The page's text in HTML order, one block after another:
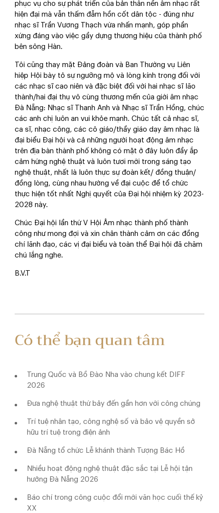
phục vụ cho sự phát triển của bản thân nền âm nhạc rất
hiện đại mà vẫn thấm đẫm hồn cốt dân tộc - đúng như
nhạc sĩ Trần Vương Thạch vừa nhấn mạnh, góp phần
xứng đáng vào việc gầy dựng thương hiệu của thành phố
bên sông Hàn.
Tôi cũng thay mặt Đảng đoàn và Ban Thường vụ Liên
hiệp Hội bày tỏ sự ngưỡng mộ và lòng kính trọng đối với
các nhạc sĩ cao niên và đặc biệt đối với hai nhạc sĩ lão
thành/hai đại thụ vô cùng thương mến của giới âm nhạc
Đà Nẵng: Nhạc sĩ Thanh Anh và Nhạc sĩ Trần Hồng, chúc
các anh chị luôn an vui khỏe mạnh. Chúc tất cả nhạc sĩ,
ca sĩ, nhạc công, các cô giáo/thầy giáo dạy âm nhạc là
đại biểu Đại hội và cả những người hoạt động âm nhạc
trên địa bàn thành phố không có mặt ở đây luôn đầy ắp
cảm hứng nghệ thuật và luôn tươi mới trong sáng tạo
nghệ thuật, nhất là luôn thực sự đoàn kết/ đồng thuận/
đồng lòng, cùng nhau hướng về đại cuộc để tổ chức
thực hiện tốt nhất Nghị quyết của Đại hội nhiệm kỳ 2023-
2028 này.
Chúc Đại hội lần thứ V Hội Âm nhạc thành phố thành
công như mong đợi và xin chân thành cảm ơn các đồng
chí lãnh đạo, các vị đại biểu và toàn thể Đại hội đã chăm
chú lắng nghe.
B.V.T
Có thể bạn quan tâm
Trung Quốc và Bồ Đào Nha vào chung kết DIFF
2026
Đưa nghệ thuật thứ bảy đến gần hơn với công chúng
Trí tuệ nhân tạo, công nghệ số và bảo vệ quyền sở
hữu trí tuệ trong điện ảnh
Đà Nẵng tổ chức Lễ khánh thành Tượng Bác Hồ
Nhiều hoạt động nghệ thuật đặc sắc tại Lễ hội tận
hưởng Đà Nẵng 2026
Báo chí trong công cuộc đổi mới văn học cuối thế kỷ
XX